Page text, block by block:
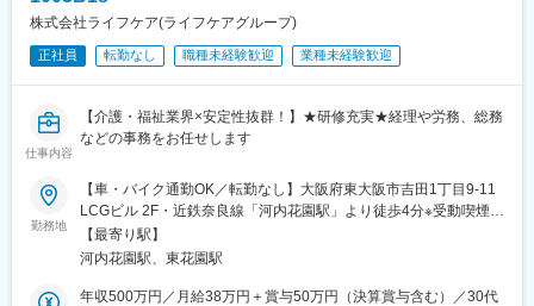
株式会社ライフケア(ライフケアグループ)
正社員 転勤なし 職種未経験歓迎 業種未経験歓迎
仕事内容
【介護・福祉業界×安定性抜群！】★研修充実★経理や労務、総務
などの事務をお任せします
勤務地
【車・バイク通勤OK／転勤なし】大阪府東大阪市吉田1丁目9-11
LCGビル 2F・近鉄奈良線「河内花園駅」より徒歩4分※受動喫煙対
策：屋内全面禁煙
【最寄り駅】
河内花園駅、東花園駅
年収500万円／月給38万円＋賞与50万円（決算賞与含む）／30代